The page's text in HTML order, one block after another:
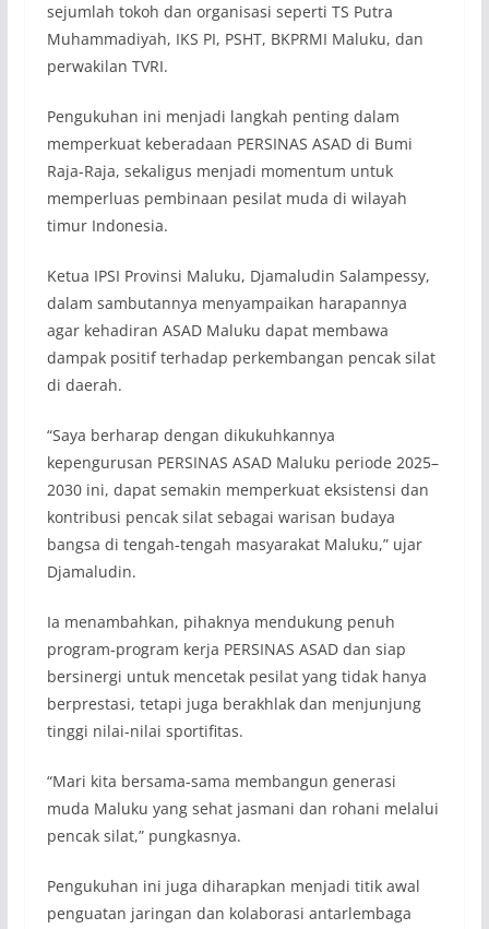
sejumlah tokoh dan organisasi seperti TS Putra
Muhammadiyah, IKS PI, PSHT, BKPRMI Maluku, dan
perwakilan TVRI.
Pengukuhan ini menjadi langkah penting dalam
memperkuat keberadaan PERSINAS ASAD di Bumi
Raja-Raja, sekaligus menjadi momentum untuk
memperluas pembinaan pesilat muda di wilayah
timur Indonesia.
Ketua IPSI Provinsi Maluku, Djamaludin Salampessy,
dalam sambutannya menyampaikan harapannya
agar kehadiran ASAD Maluku dapat membawa
dampak positif terhadap perkembangan pencak silat
di daerah.
“Saya berharap dengan dikukuhkannya
kepengurusan PERSINAS ASAD Maluku periode 2025–
2030 ini, dapat semakin memperkuat eksistensi dan
kontribusi pencak silat sebagai warisan budaya
bangsa di tengah-tengah masyarakat Maluku,” ujar
Djamaludin.
Ia menambahkan, pihaknya mendukung penuh
program-program kerja PERSINAS ASAD dan siap
bersinergi untuk mencetak pesilat yang tidak hanya
berprestasi, tetapi juga berakhlak dan menjunjung
tinggi nilai-nilai sportifitas.
“Mari kita bersama-sama membangun generasi
muda Maluku yang sehat jasmani dan rohani melalui
pencak silat,” pungkasnya.
Pengukuhan ini juga diharapkan menjadi titik awal
penguatan jaringan dan kolaborasi antarlembaga